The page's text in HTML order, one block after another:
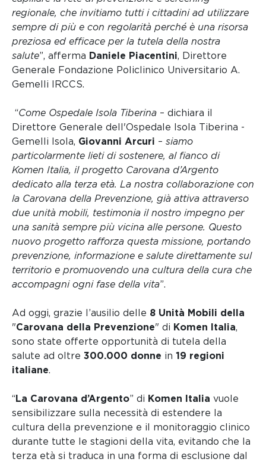
regionale, che invitiamo tutti i cittadini ad utilizzare
sempre di più e con regolarità perché è una risorsa
preziosa ed efficace per la tutela della nostra
salute”, afferma Daniele Piacentini, Direttore
Generale Fondazione Policlinico Universitario A.
Gemelli IRCCS.
“Come Ospedale Isola Tiberina – dichiara il
Direttore Generale dell'Ospedale Isola Tiberina -
Gemelli Isola, Giovanni Arcuri – siamo
particolarmente lieti di sostenere, al fianco di
Komen Italia, il progetto Carovana d’Argento
dedicato alla terza età. La nostra collaborazione con
la Carovana della Prevenzione, già attiva attraverso
due unità mobili, testimonia il nostro impegno per
una sanità sempre più vicina alle persone. Questo
nuovo progetto rafforza questa missione, portando
prevenzione, informazione e salute direttamente sul
territorio e promuovendo una cultura della cura che
accompagni ogni fase della vita”.
Ad oggi, grazie l’ausilio delle 8 Unità Mobili della
"Carovana della Prevenzione" di Komen Italia,
sono state offerte opportunità di tutela della
salute ad oltre 300.000 donne in 19 regioni
italiane.
“La Carovana d’Argento” di Komen Italia vuole
sensibilizzare sulla necessità di estendere la
cultura della prevenzione e il monitoraggio clinico
durante tutte le stagioni della vita, evitando che la
terza età si traduca in una forma di esclusione dal